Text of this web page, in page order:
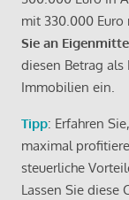
mit 330.000 Euro
Sie an
diesen Betrag
Immobilien ein.
Tipp: Erfahren
maximal
steuerliche
Lassen Sie diese